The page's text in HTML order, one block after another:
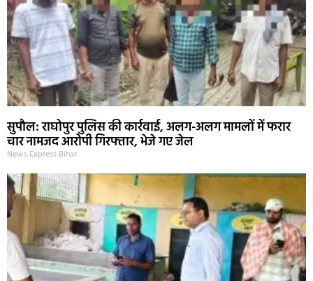
सुपौल: राघोपुर पुलिस की कार्रवाई, अलग-अलग मामलों में फरार
चार नामजद आरोपी गिरफ्तार, भेजे गए जेल
News Express Bihar